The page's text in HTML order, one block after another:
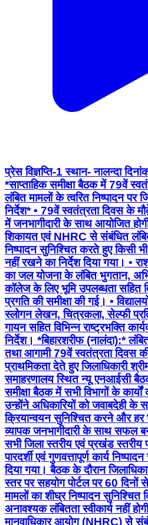
प्रेस विज्ञप्ति-1 स्थान- नालन्दा
*साप्ताहिक समीक्षा बैठक में 79वें
लंबित मामलों के त्वरित निष्पादन पर
निर्देश* • 79वें स्वतंत्रता दिवस के
में जनभागीदारी के साथ आयोजित
शिकायत एवं NHRC से संबंधित
निष्पादन सुनिश्चित करते हुए किसी
नहीं रखने का निर्देश दिया गया। •
का जल योजना के लंबित भुगतान,
कॉलेज के लिए भूमि उपलब्धता सहित
प्रगति की समीक्षा की गई। •
स्लोगन लेखन, चित्रकला, सेल्फी
गायन सहित विभिन्न राष्ट्रभक्ति
निर्देश। *बिहारशरीफ (नालंदा):*
तथा आगामी 79वें स्वतंत्रता दिवस की
प्राथमिकता देते हुए जिलाधिकारी
समाहरणालय स्थित न्यू एनआईसी
समीक्षा बैठक में सभी विभागों के कार्यों
उन्होंने अधिकारियों को जवाबदेही के
क्रियान्वयन सुनिश्चित करने और हर
व्यापक जनभागीदारी के साथ सफल
सभी जिला स्तरीय एवं प्रखंड स्तरीय
पारदर्शी एवं गुणवत्तापूर्ण कार्य
दिया गया। बैठक के दौरान
स्तर पर सहयोग पोर्टल पर 60
मामलों का शीघ्र निष्पादन सुनिश्चित
अनावश्यक लंबितता स्वीकार्य नहीं
मानवाधिकार आयोग (NHRC) से